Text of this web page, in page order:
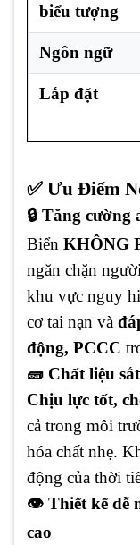
biểu tượng
Ngôn ngữ
Lắp đặt
✅ Ưu Điểm
🔒 Tăng
Biển KHÔNG
ngăn chặn
khu vực nguy
cơ tai nạn và
động, PCCC
🧱 Chất liệu
Chịu lực tốt,
cả trong môi
hóa chất nhẹ.
động của thời
👁️ Thiết kế dễ
cao